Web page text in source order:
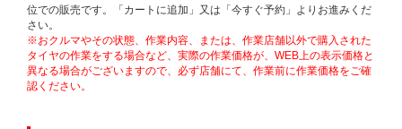
位での販売です。「カートに追加」又は「今すぐ予約」よりお進みくだ
さい。
※おクルマやその状態、作業内容、または、作業店舗以外で購入された
タイヤの作業をする場合など、実際の作業価格が、WEB上の表示価格と
異なる場合がございますので、必ず店舗にて、作業前に作業価格をご確
認ください。